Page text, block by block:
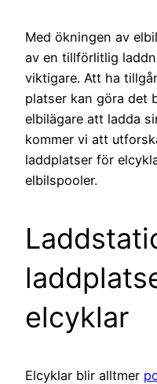
Med ökningen av
av en tillförlitlig
viktigare. Att ha
platser kan göra det
elbilägare att ladda
kommer vi att
laddplatser för
elbilspooler.
elcyklar
Elcyklar blir alltmer